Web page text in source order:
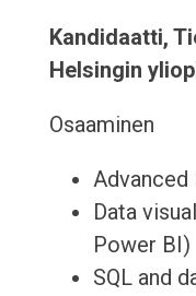
Kandidaatti,
Helsingin
Osaaminen
Advanced
Data
Power BI)
SQL and